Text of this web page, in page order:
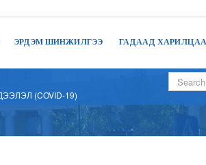
ЭРДЭМ ШИНЖИЛГЭЭ ГАДААД ХАРИЛЦАА
(COVID-19)